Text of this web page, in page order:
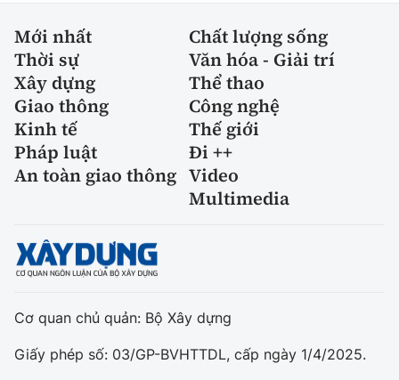
Mới nhất
Chất lượng sống
Thời sự
Văn hóa - Giải trí
Xây dựng
Thể thao
Giao thông
Công nghệ
Kinh tế
Thế giới
Pháp luật
Đi ++
An toàn giao thông Video
Multimedia
Cơ quan chủ quản: Bộ Xây dựng
Giấy phép số: 03/GP-BVHTTDL, cấp ngày 1/4/2025.